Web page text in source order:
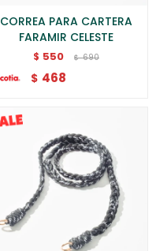
CORREA PARA CARTERA
FARAMIR CELESTE
$ 550 $ 690
$ 468